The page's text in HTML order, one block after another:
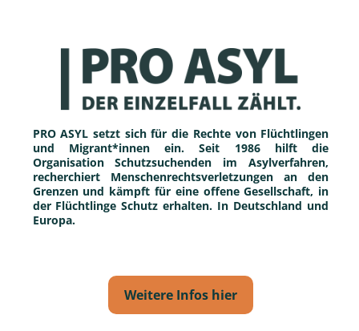
PRO ASYL setzt sich für die Rechte von Flüchtlingen
und Migrant*innen ein. Seit 1986 hilft die
Organisation Schutzsuchenden im Asylverfahren,
recherchiert Menschenrechtsverletzungen an den
Grenzen und kämpft für eine offene Gesellschaft, in
der Flüchtlinge Schutz erhalten. In Deutschland und
Europa.
Weitere Infos hier